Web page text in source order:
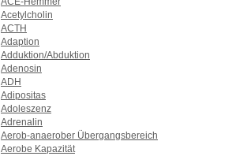
Acetylcholin
ACTH
Adaption
Adduktion/Abduktion
Adenosin
ADH
Adipositas
Adoleszenz
Adrenalin
Aerob-anaerober Übergangsbereich
Aerobe Kapazität